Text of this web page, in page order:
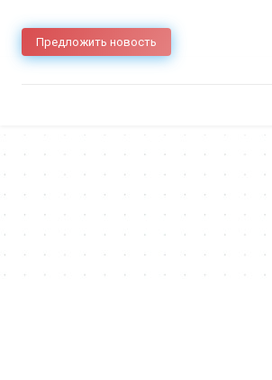
Предложить новость